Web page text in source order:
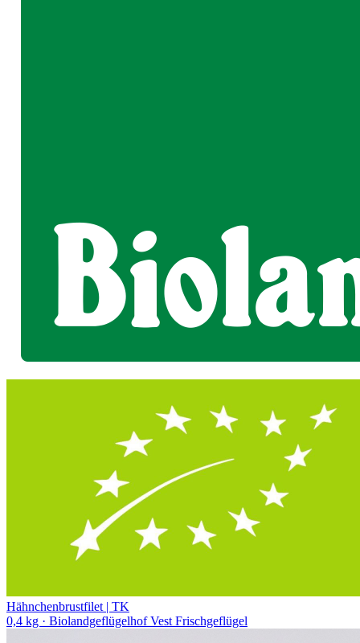
Hähnchenbrustfilet | TK
0,4 kg · Biolandgeflügelhof Vest Frischgeflügel